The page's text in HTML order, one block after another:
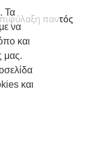
Τα
να
και
μας.
και
παντός